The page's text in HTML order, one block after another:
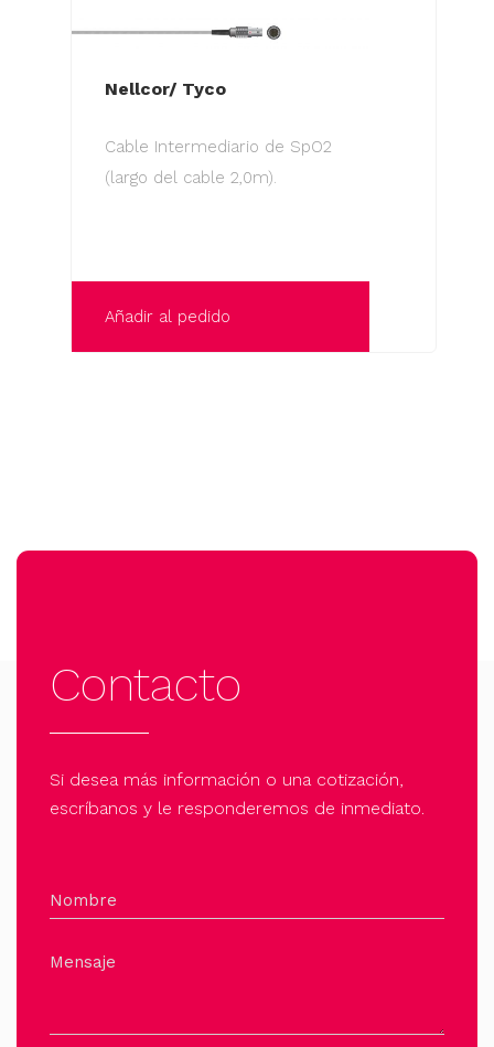
Nellcor/ Tyco
Cable Intermediario de SpO2
(largo del cable 2,0m).
Añadir al pedido
Contacto
Si desea más información o una cotización,
escríbanos y le responderemos de inmediato.
Nombre
Mensaje